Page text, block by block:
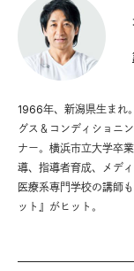
1966年、新潟県生まれ
グス＆コンディショニ
ナー。横浜市立大学卒
導、指導者育成、メデ
医療系専門学校の講師
ット』がヒット。